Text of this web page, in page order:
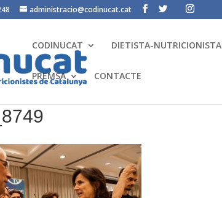
administracio@codinucat.cat
CODINUCAT DIETISTA-NUTRICIONISTA
PREMSA CONTACTE